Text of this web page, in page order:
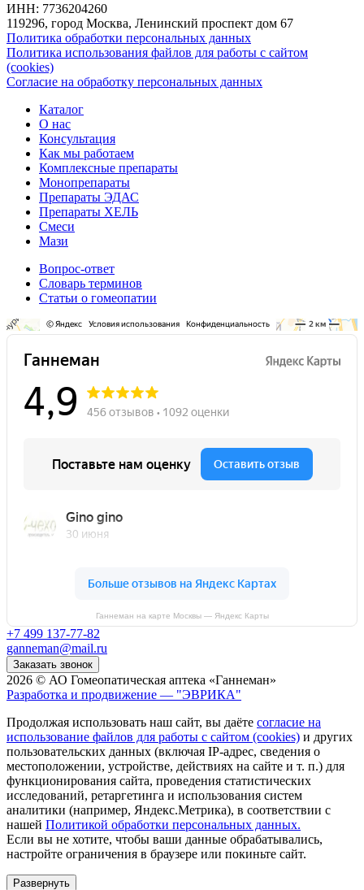
ИНН: 7736204260
119296, город Москва, Ленинский проспект дом 67
Политика обработки персональных данных
Политика использования файлов для работы с сайтом
(cookies)
Согласие на обработку персональных данных
Каталог
О нас
Консультация
Как мы работаем
Комплексные препараты
Монопрепараты
Препараты ЭДАС
Препараты ХЕЛЬ
Смеси
Мази
Вопрос-ответ
Словарь терминов
Статьи о гомеопатии
Ганнеман на карте Москвы — Яндекс Карты
+7 499 137-77-82
ganneman@mail.ru
Заказать звонок
2026 © АО Гомеопатическая аптека «Ганнеман»
Разработка и продвижение — "ЭВРИКА"
Продолжая использовать наш сайт, вы даёте согласие на
использование файлов для работы с сайтом (cookies) и других
пользовательских данных (включая IP-адрес, сведения о
местоположении, устройстве, действиях на сайте и т. п.) для
функционирования сайта, проведения статистических
исследований, ретаргетинга и использования систем
аналитики (например, Яндекс.Метрика), в соответствии с
нашей Политикой обработки персональных данных.
Если вы не хотите, чтобы ваши данные обрабатывались,
настройте ограничения в браузере или покиньте сайт.
Развернуть